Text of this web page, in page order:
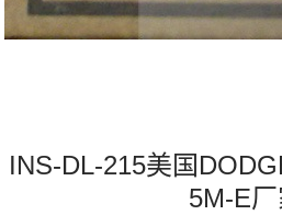
INS-DL-215美国
5M-E